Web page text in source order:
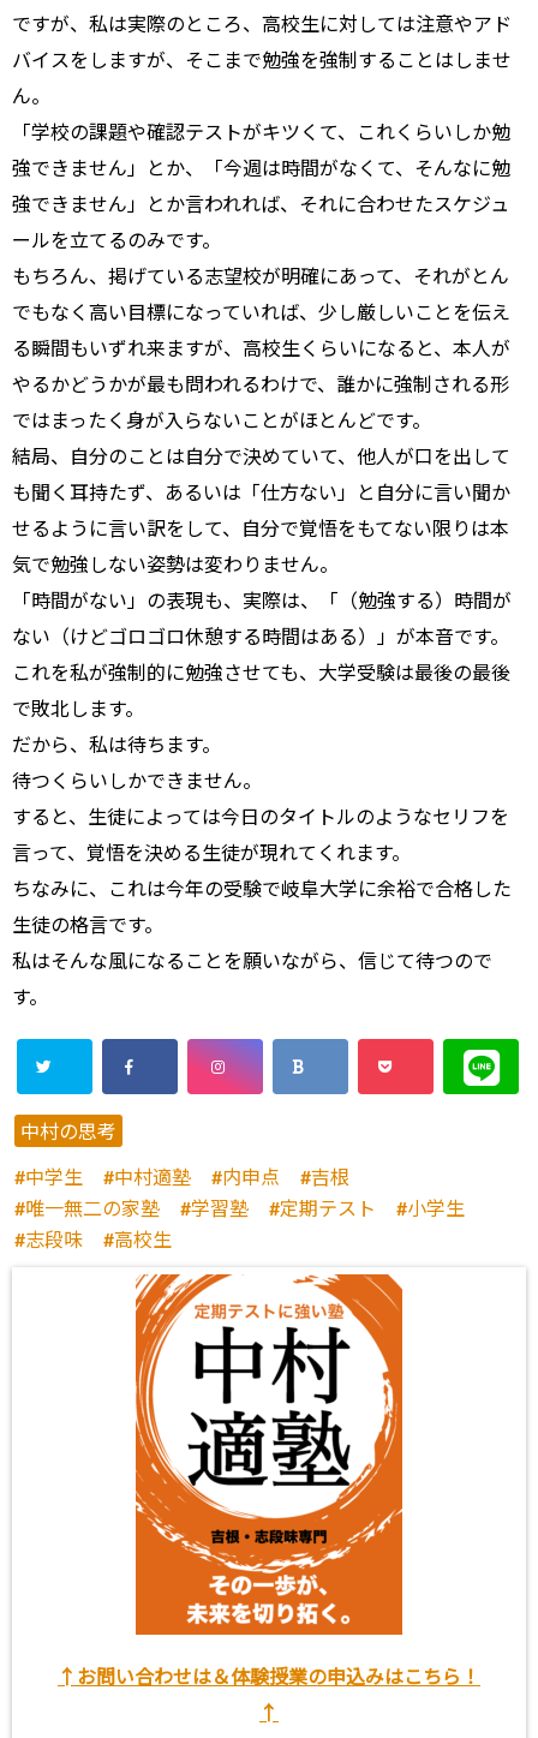
ですが、私は実際のところ、高校生に対しては注意やアド
バイスをしますが、そこまで勉強を強制することはしませ
ん。
「学校の課題や確認テストがキツくて、これくらいしか勉
強できません」とか、「今週は時間がなくて、そんなに勉
強できません」とか言われれば、それに合わせたスケジュ
ールを立てるのみです。
もちろん、掲げている志望校が明確にあって、それがとん
でもなく高い目標になっていれば、少し厳しいことを伝え
る瞬間もいずれ来ますが、高校生くらいになると、本人が
やるかどうかが最も問われるわけで、誰かに強制される形
ではまったく身が入らないことがほとんどです。
結局、自分のことは自分で決めていて、他人が口を出して
も聞く耳持たず、あるいは「仕方ない」と自分に言い聞か
せるように言い訳をして、自分で覚悟をもてない限りは本
気で勉強しない姿勢は変わりません。
「時間がない」の表現も、実際は、「（勉強する）時間が
ない（けどゴロゴロ休憩する時間はある）」が本音です。
これを私が強制的に勉強させても、大学受験は最後の最後
で敗北します。
だから、私は待ちます。
待つくらいしかできません。
すると、生徒によっては今日のタイトルのようなセリフを
言って、覚悟を決める生徒が現れてくれます。
ちなみに、これは今年の受験で岐阜大学に余裕で合格した
生徒の格言です。
私はそんな風になることを願いながら、信じて待つので
す。
中村の思考
中学生
中村適塾 内申点
吉根
唯一無二の家塾
学習塾 定期テスト
小学生
志段味
高校生
↑お問い合わせは＆体験授業の申込みはこちら！
↑